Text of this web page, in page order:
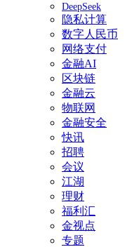
DeepSeek
隐私计算
数字人民币
网络支付
金融AI
区块链
金融云
物联网
金融安全
快讯
招聘
会议
江湖
理财
福利汇
金视点
专题